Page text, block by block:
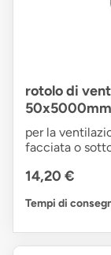
rotolo di
per la
facciata o
14,20 €
Tempi di